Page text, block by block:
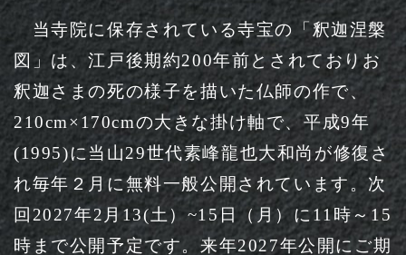
当寺院に保存されている寺宝の「釈迦涅槃
図」は、江戸後期約200年前とされておりお
釈迦さまの死の様子を描いた仏師の作で、
210cm×170cmの大きな掛け軸で、平成9年
(1995)に当山29世代素峰龍也大和尚が修復さ
れ毎年２月に無料一般公開されています。次
回2027年2月13(土）~15日（月）に11時～15
時まで公開予定です。来年2027年公開にご期